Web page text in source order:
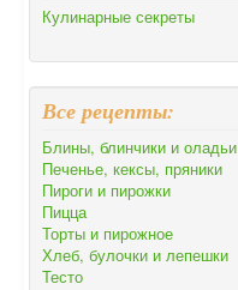
Кулинарные секреты
Все рецепты:
Блины, блинчики и оладьи
Печенье, кексы, пряники
Пироги и пирожки
Пицца
Торты и пирожное
Хлеб, булочки и лепешки
Тесто